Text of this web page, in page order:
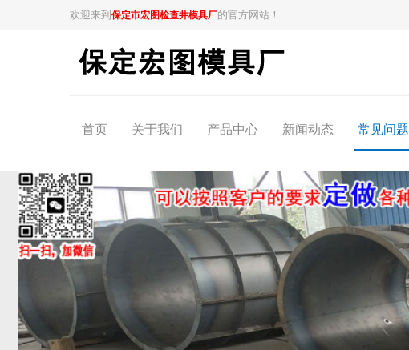
欢迎来到保定市宏图检查井模具厂的官方网站！
首页 关于我们 产品中心 新闻动态 常见问题